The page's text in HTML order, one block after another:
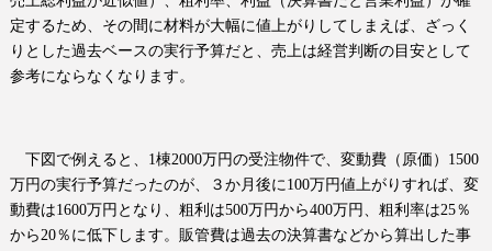
定するため、その間に材料が大幅に値上がりしてしまえば、ざっく
りとした過去ベースの実行予算だと、売上は経営判断の目安として
参考にならなくなります。
下図で例えると、 1棟2000万円の受注物件で、変動費（原価） 1500
万円の実行予算だったのが、３か月後に 100万円値上がりすれば、変
動費は1600万円となり、粗利は500万円から400万円、粗利率は25％
から 20％に低下します。販管費は過去の決算書などから算出した事